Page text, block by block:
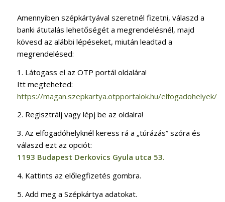
Amennyiben szépkártyával szeretnél fizetni, válaszd a
banki átutalás lehetőségét a megrendelésnél, majd
kövesd az alábbi lépéseket, miután leadtad a
megrendelésed:
1. Látogass el az OTP portál oldalára!
Itt megteheted:
https://magan.szepkartya.otpportalok.hu/elfogadohelyek/
2. Regisztrálj vagy lépj be az oldalra!
3. Az elfogadóhelyknél keress rá a „túrázás” szóra és
válaszd ezt az opciót:
1193 Budapest Derkovics Gyula utca 53.
4. Kattints az előlegfizetés gombra.
5. Add meg a Szépkártya adatokat.